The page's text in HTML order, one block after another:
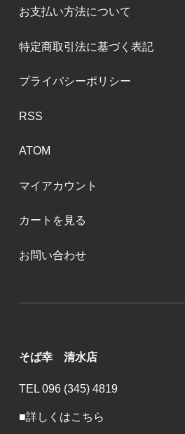
お支払い方法について
特定商取引法に基づく表記
プライバシーポリシー
RSS
ATOM
マイアカウント
カートを見る
お問い合わせ
そば幸 清水店
TEL 096 (345) 4819
■詳しくはこちら